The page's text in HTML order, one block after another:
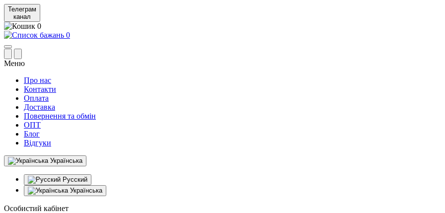
Телеграм
канал
0
0
Меню
Про нас
Контакти
Оплата
Доставка
Повернення та обмін
ОПТ
Блог
Відгуки
Українська
Русский
Українська
Особистий кабінет